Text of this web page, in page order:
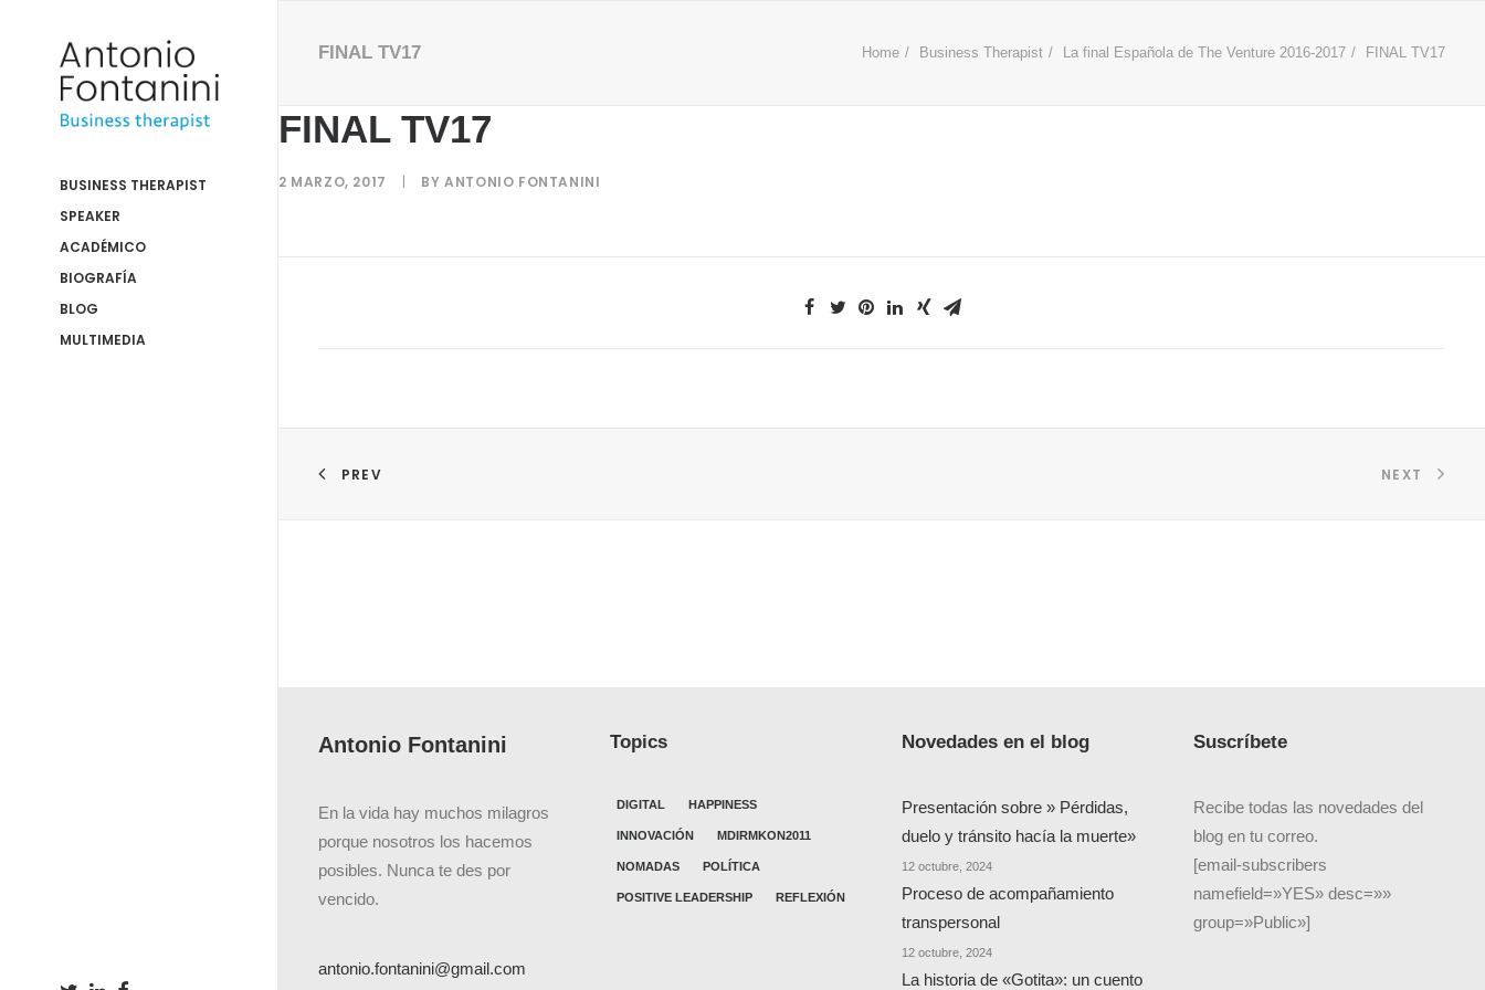
BUSINESS THERAPIST
SPEAKER
ACADÉMICO
BIOGRAFÍA
BLOG
MULTIMEDIA
FINAL TV17 Home Business Therapist La final Española de The Venture 2016-2017 FINAL TV17
FINAL TV17
2 MARZO, 2017 | BYANTONIO FONTANINI
PREV NEXT
Antonio Fontanini
En la vida hay muchos milagros
porque nosotros los hacemos
posibles. Nunca te des por
vencido.
antonio.fontanini@gmail.com
Topics
DIGITAL HAPPINESS
INNOVACIÓN MDIRMKON2011
NOMADAS POLÍTICA
POSITIVE LEADERSHIP REFLEXIÓN
Novedades en el blog
Presentación sobre » Pérdidas,
duelo y tránsito hacía la muerte»
12 octubre, 2024
Proceso de acompañamiento
transpersonal
12 octubre, 2024
La historia de «Gotita»: un cuento
Suscríbete
Recibe todas las novedades del
blog en tu correo.
[email-subscribers
namefield=»YES» desc=»»
group=»Public»]